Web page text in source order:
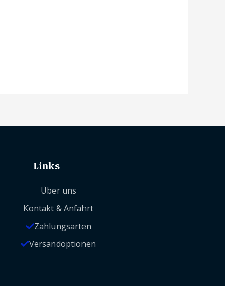
Links
Über uns
Kontakt & Anfahrt
Zahlungsarten
Versandoptionen